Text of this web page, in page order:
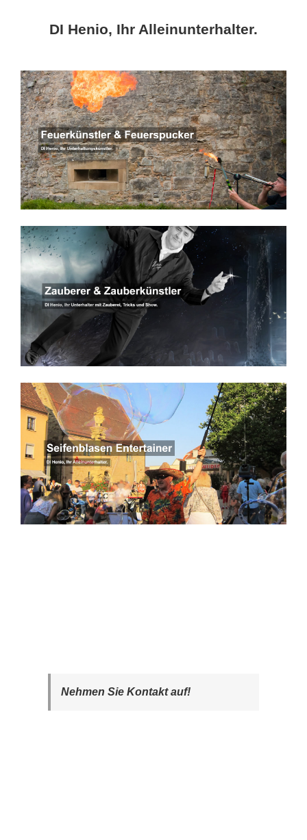
DI Henio, Ihr Alleinunterhalter.
Nehmen Sie Kontakt auf!